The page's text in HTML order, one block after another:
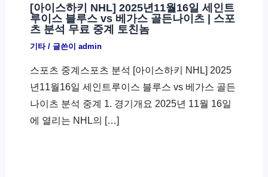
[아이스하키 NHL] 2025년11월16일 세인트
루이스 블루스 vs 베가스 골든나이츠 | 스포
츠 분석 무료 중계 토친놈
기타/ 글쓴이 admin
스포츠 중계스포츠 분석 [아이스하키 NHL] 2025
년11월16일 세인트루이스 블루스 vs 베가스 골든
나이츠 분석 중계 1. 경기개요 2025년 11월 16일
에 열리는 NHL의 […]